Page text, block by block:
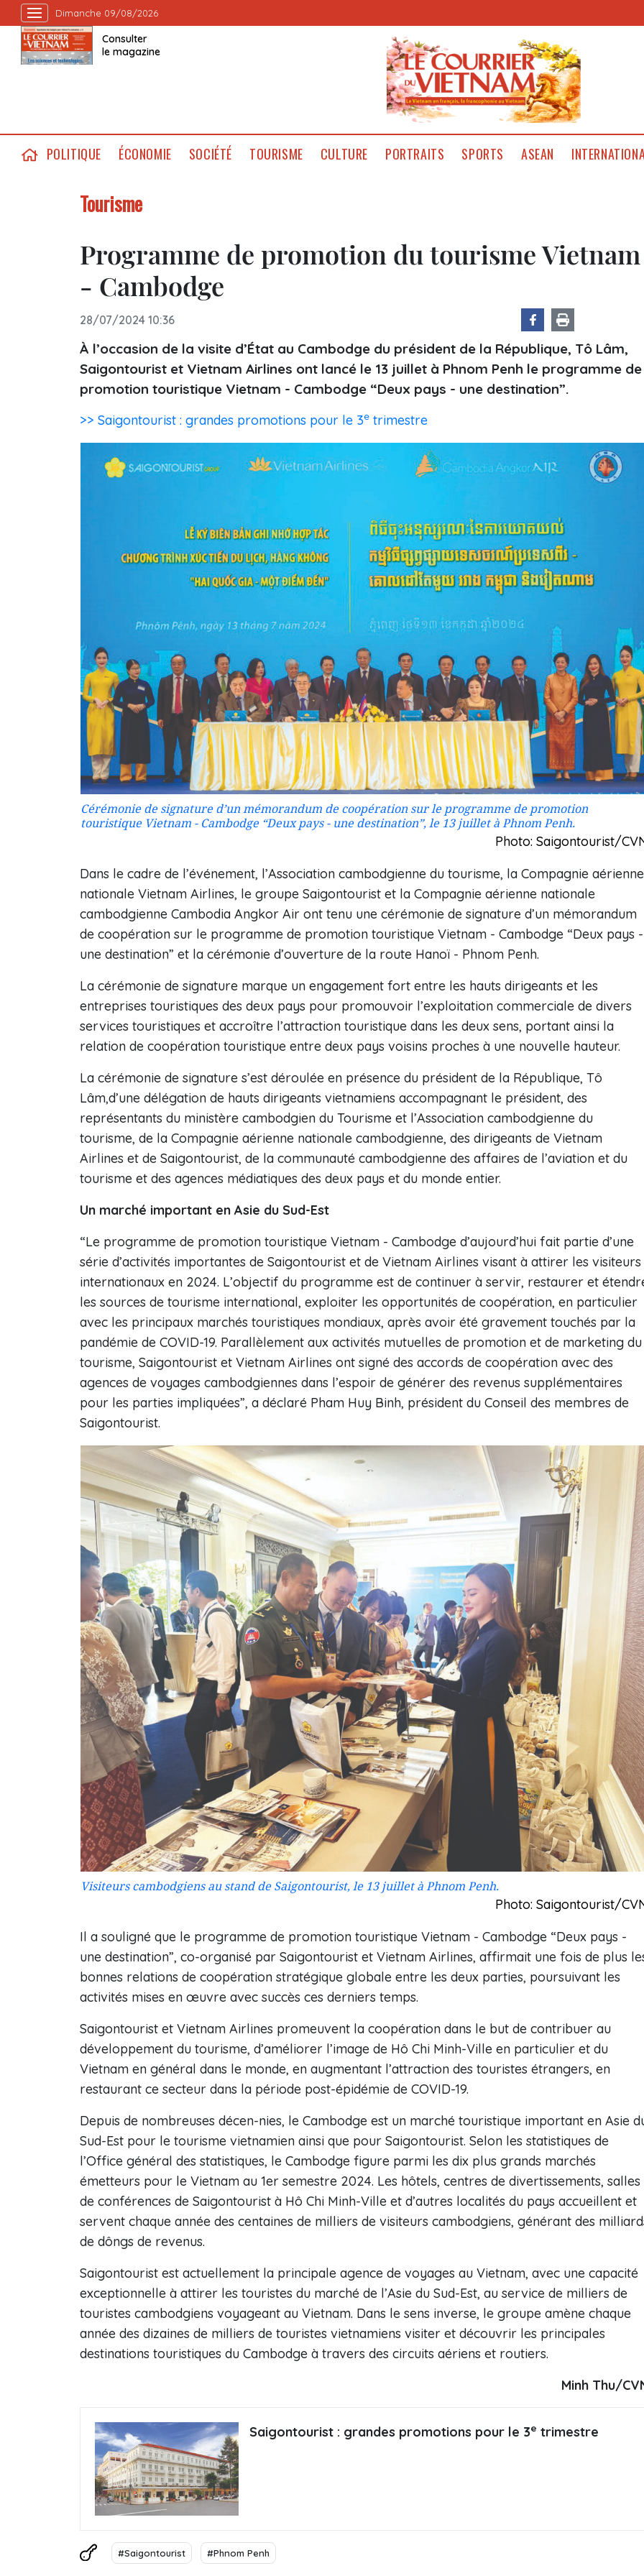
Dimanche 09/08/2026
Consulter
le magazine
POLITIQUE ÉCONOMIE SOCIÉTÉ TOURISME CULTURE PORTRAITS SPORTS ASEAN
Tourisme
Programme de promotion du tourisme Vietnam
- Cambodge
28/07/2024 10:36
À l’occasion de la visite d’État au Cambodge du président de la République, Tô Lâm,
Saigontourist et Vietnam Airlines ont lancé le 13 juillet à Phnom Penh le programme de
promotion touristique Vietnam - Cambodge “Deux pays - une destination”.
>> Saigontourist : grandes promotions pour le 3e trimestre
Cérémonie de signature d’un mémorandum de coopération sur le programme de promotion
touristique Vietnam - Cambodge “Deux pays - une destination”, le 13 juillet à Phnom Penh.
Photo: Saigontourist/
Dans le cadre de l’événement, l’Association cambodgienne du tourisme, la Compagnie aérienne
nationale Vietnam Airlines, le groupe Saigontourist et la Compagnie aérienne nationale
cambodgienne Cambodia Angkor Air ont tenu une cérémonie de signature d’un mémorandum
de coopération sur le programme de promotion touristique Vietnam - Cambodge “Deux pays -
une destination” et la cérémonie d’ouverture de la route Hanoï - Phnom Penh.
La cérémonie de signature marque un engagement fort entre les hauts dirigeants et les
entreprises touristiques des deux pays pour promouvoir l’exploitation commerciale de divers
services touristiques et accroître l’attraction touristique dans les deux sens, portant ainsi la
relation de coopération touristique entre deux pays voisins proches à une nouvelle hauteur.
La cérémonie de signature s’est déroulée en présence du président de la République, Tô
Lâm,d’une délégation de hauts dirigeants vietnamiens accompagnant le président, des
représentants du ministère cambodgien du Tourisme et l’Association cambodgienne du
tourisme, de la Compagnie aérienne nationale cambodgienne, des dirigeants de Vietnam
Airlines et de Saigontourist, de la communauté cambodgienne des affaires de l’aviation et du
tourisme et des agences médiatiques des deux pays et du monde entier.
Un marché important en Asie du Sud-Est
“Le programme de promotion touristique Vietnam - Cambodge d’aujourd’hui fait partie d’une
série d’activités importantes de Saigontourist et de Vietnam Airlines visant à attirer les visiteurs
internationaux en 2024. L’objectif du programme est de continuer à servir, restaurer et
les sources de tourisme international, exploiter les opportunités de coopération, en particulier
avec les principaux marchés touristiques mondiaux, après avoir été gravement touchés par la
pandémie de COVID-19. Parallèlement aux activités mutuelles de promotion et de marketing du
tourisme, Saigontourist et Vietnam Airlines ont signé des accords de coopération avec des
agences de voyages cambodgiennes dans l’espoir de générer des revenus supplémentaires
pour les parties impliquées”, a déclaré Pham Huy Binh, président du Conseil des membres de
Saigontourist.
Visiteurs cambodgiens au stand de Saigontourist, le 13 juillet à Phnom Penh.
Photo: Saigontourist/
Il a souligné que le programme de promotion touristique Vietnam - Cambodge “Deux pays -
une destination”, co-organisé par Saigontourist et Vietnam Airlines, affirmait une fois de plus
bonnes relations de coopération stratégique globale entre les deux parties, poursuivant les
activités mises en œuvre avec succès ces derniers temps.
Saigontourist et Vietnam Airlines promeuvent la coopération dans le but de contribuer au
développement du tourisme, d’améliorer l’image de Hô Chi Minh-Ville en particulier et du
Vietnam en général dans le monde, en augmentant l’attraction des touristes étrangers, en
restaurant ce secteur dans la période post-épidémie de COVID-19.
Depuis de nombreuses décen-nies, le Cambodge est un marché touristique important en Asie
Sud-Est pour le tourisme vietnamien ainsi que pour Saigontourist. Selon les statistiques de
l’Office général des statistiques, le Cambodge figure parmi les dix plus grands marchés
émetteurs pour le Vietnam au 1er semestre 2024. Les hôtels, centres de divertissements, salles
de conférences de Saigontourist à Hô Chi Minh-Ville et d’autres localités du pays accueillent et
servent chaque année des centaines de milliers de visiteurs cambodgiens, générant des
de dôngs de revenus.
Saigontourist est actuellement la principale agence de voyages au Vietnam, avec une capacité
exceptionnelle à attirer les touristes du marché de l’Asie du Sud-Est, au service de milliers de
touristes cambodgiens voyageant au Vietnam. Dans le sens inverse, le groupe amène chaque
année des dizaines de milliers de touristes vietnamiens visiter et découvrir les principales
destinations touristiques du Cambodge à travers des circuits aériens et routiers.
Minh Thu/
Saigontourist : grandes promotions pour le 3e trimestre
#Saigontourist #Phnom Penh